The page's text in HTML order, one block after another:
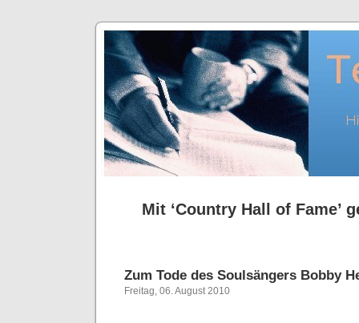
Mit ‘Country Hall of Fame’
Zum Tode des Soulsängers Bobby
Freitag, 06. August 2010